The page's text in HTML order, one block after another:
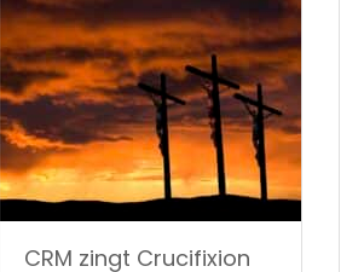
CRM zingt Crucifixion